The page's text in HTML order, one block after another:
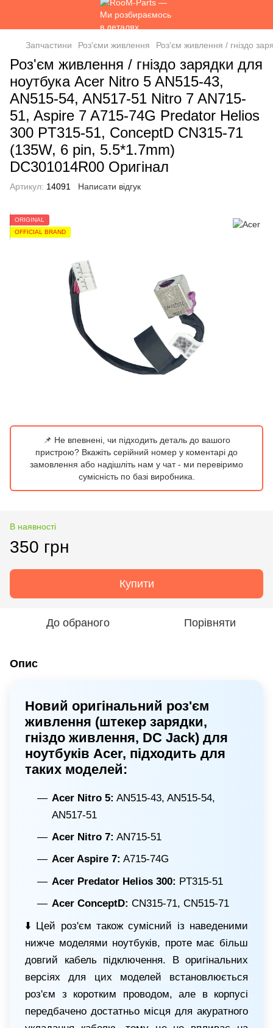
Запчастини Роз'єми живлення Роз'єм живлення / гніздо
Роз'єм живлення / гніздо зарядки для
ноутбука Acer Nitro 5 AN515-43,
AN515-54, AN517-51 Nitro 7 AN715-
51, Aspire 7 A715-74G Predator Helios
300 PT315-51, ConceptD CN315-71
(135W, 6 pin, 5.5*1.7mm)
DC301014R00 Оригінал
Артикул: 14091 Написати відгук
ORIGINAL
OFFICIAL BRAND
📌 Не впевнені, чи підходить деталь до вашого
пристрою? Вкажіть серійний номер у коментарі до
замовлення або надішліть нам у чат - ми перевіримо
сумісність по базі виробника.
В наявності
350 грн
Купити
До обраного Порівняти
Опис
Новий оригінальний роз'єм
живлення (штекер зарядки,
гніздо живлення, DC Jack) для
ноутбуків Acer, підходить для
таких моделей:
Acer Nitro 5: AN515-43, AN515-54,
AN517-51
Acer Nitro 7: AN715-51
Acer Aspire 7: A715-74G
Acer Predator Helios 300: PT315-51
Acer ConceptD: CN315-71, CN515-71
⬇️ Цей роз'єм також сумісний із наведеними
нижче моделями ноутбуків, проте має більш
довгий кабель підключення. В оригінальних
версіях для цих моделей встановлюється
роз'єм з коротким проводом, але в корпусі
передбачено достатньо місця для акуратного